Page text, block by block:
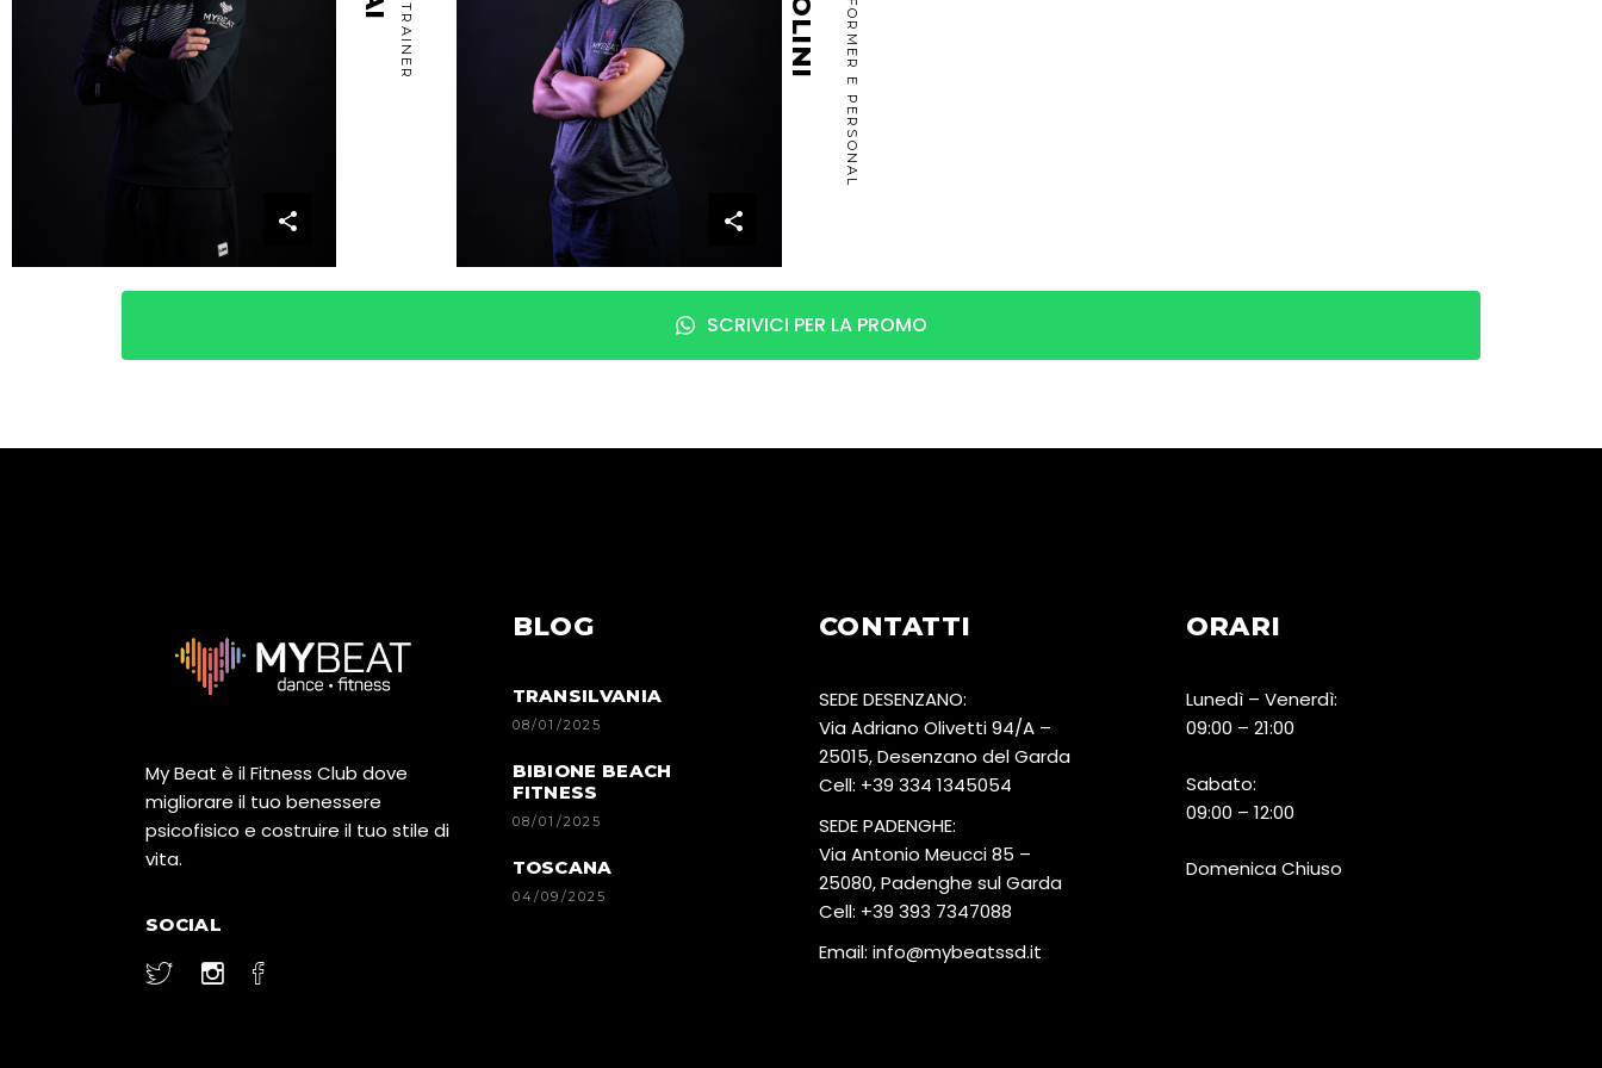
SCRIVICI PER LA PROMO
My Beat è il Fitness Club dove
migliorare il tuo benessere
psicofisico e costruire il tuo stile di
vita.
SOCIAL
BLOG
TRANSILVANIA
08/01/2025
BIBIONE BEACH
FITNESS
08/01/2025
TOSCANA
04/09/2025
CONTATTI
SEDE DESENZANO:
Via Adriano Olivetti 94/A –
25015, Desenzano del Garda
Cell: +39 334 1345054
SEDE PADENGHE:
Via Antonio Meucci 85 –
25080, Padenghe sul Garda
Cell: +39 393 7347088
Email: info@mybeatssd.it
ORARI
Lunedì – Venerdì:
09:00 – 21:00
Sabato:
09:00 – 12:00
Domenica Chiuso